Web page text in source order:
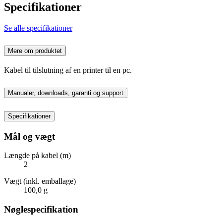
Specifikationer
Se alle specifikationer
Mere om produktet
Kabel til tilslutning af en printer til en pc.
Manualer, downloads, garanti og support
Specifikationer
Mål og vægt
Længde på kabel (m)
2
Vægt (inkl. emballage)
100,0 g
Nøglespecifikation